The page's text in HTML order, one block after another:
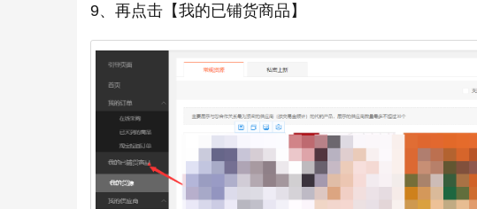
9、再点击【我的已铺货商品】